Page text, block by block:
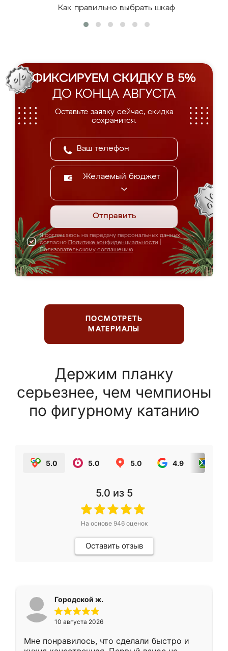
Как правильно выбрать шкаф
ФИКСИРУЕМ СКИДКУ В 5%
ДО КОНЦА АВГУСТА
Оставьте заявку сейчас, скидка
сохранится.
Желаемый бюджет
Отправить
Я соглашаюсь на передачу персональных данных
согласно Политике конфиденциальности
Пользовательскому соглашению
ПОСМОТРЕТЬ
МАТЕРИАЛЫ
Держим планку
серьезнее, чем чемпионы
по фигурному катанию
5.0 5.0 5.0 4.9
5.0 из 5
На основе 946оценок
Оставить отзыв
Городской ж.
10 августа 2026
Мне понравилось, что сделали быстро и